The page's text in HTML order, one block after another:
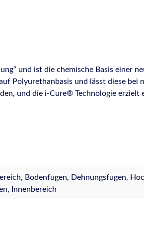
und ist die chemische Basis einer
Polyurethanbasis und lässt diese
und die i-Cure® Technologie
Bodenfugen, Dehnungsfugen,
Innenbereich